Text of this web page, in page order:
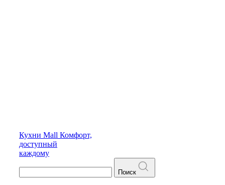
Кухни Mall Комфорт,
доступный
каждому
Поиск